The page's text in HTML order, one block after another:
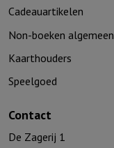
Cadeauartikelen
Non-boeken algemeen
Kaarthouders
Speelgoed
Contact
De Zagerij 1